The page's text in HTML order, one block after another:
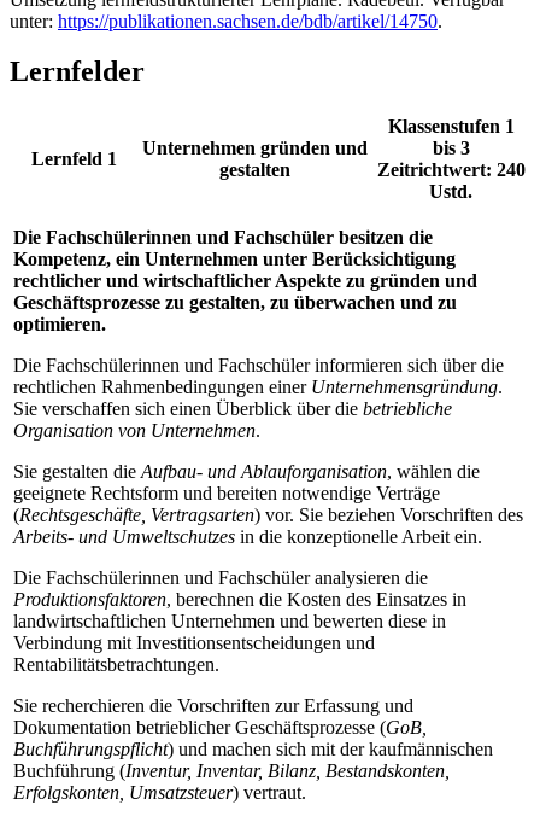
unter: https://publikationen.sachsen.de/bdb/artikel/14750.
Lernfelder
Lernfeld 1
Unternehmen gründen und
gestalten
Klassenstufen 1
bis 3
Zeitrichtwert: 240
Ustd.
Die Fachschülerinnen und Fachschüler besitzen die
Kompetenz, ein Unternehmen unter Berücksichtigung
rechtlicher und wirtschaftlicher Aspekte zu gründen und
Geschäftsprozesse zu gestalten, zu überwachen und zu
optimieren.
Die Fachschülerinnen und Fachschüler informieren sich über die
rechtlichen Rahmenbedingungen einer Unternehmensgründung.
Sie verschaffen sich einen Überblick über die betriebliche
Organisation von Unternehmen.
Sie gestalten die Aufbau- und Ablauforganisation, wählen die
geeignete Rechtsform und bereiten notwendige Verträge
(Rechtsgeschäfte, Vertragsarten) vor. Sie beziehen Vorschriften des
Arbeits- und Umweltschutzes in die konzeptionelle Arbeit ein.
Die Fachschülerinnen und Fachschüler analysieren die
Produktionsfaktoren, berechnen die Kosten des Einsatzes in
landwirtschaftlichen Unternehmen und bewerten diese in
Verbindung mit Investitionsentscheidungen und
Rentabilitätsbetrachtungen.
Sie recherchieren die Vorschriften zur Erfassung und
Dokumentation betrieblicher Geschäftsprozesse (GoB,
Buchführungspflicht) und machen sich mit der kaufmänni­schen
Buchführung (Inventur, Inventar, Bilanz, Bestandskonten,
Erfolgskonten, Umsatzsteuer) vertraut.